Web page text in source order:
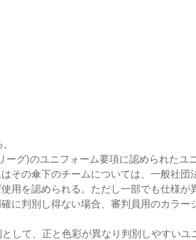
グ)のユニフォーム要項に認められたユ
その傘下のチームについては、一般社団
用を認められる。ただし一部でも仕様が
に判別し得ない場合、審判員用のカラー
して、正と色彩が異なり判別しやすいユ